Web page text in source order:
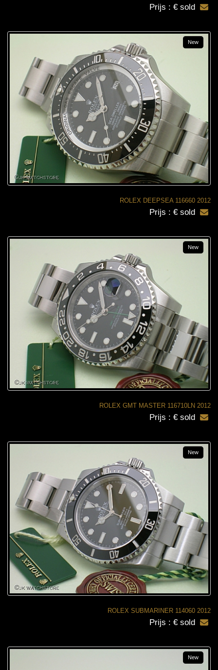
Prijs : € sold
ROLEX DEEPSEA 116660 2012
New
Prijs : € sold
ROLEX GMT MASTER 116710LN 2012
New
Prijs : € sold
ROLEX SUBMARINER 114060 2012
New
Prijs : € sold
New